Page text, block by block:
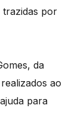
por
da
ao
para